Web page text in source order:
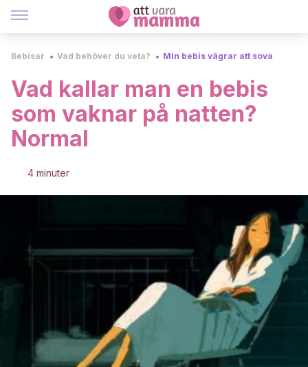
Bebisar Vad behöver du veta? Min bebis vägrar att sova
Vad kallar man en bebis
som vaknar på natten?
Normal
4 minuter